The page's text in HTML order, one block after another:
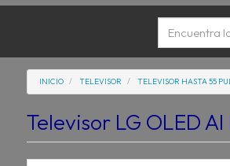
INICIO TELEVISOR TELEVISOR HASTA 55
Televisor LG OLED